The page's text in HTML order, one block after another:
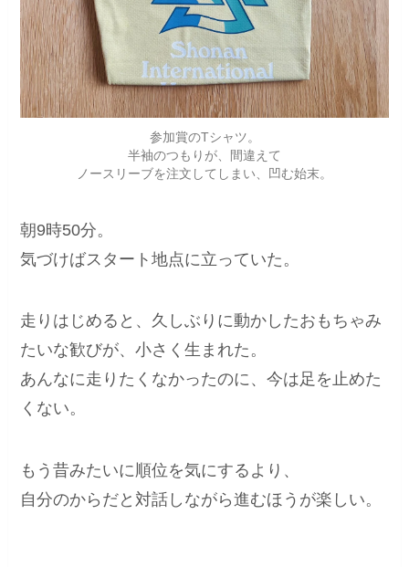
参加賞のTシャツ。
半袖のつもりが、間違えて
ノースリーブを注文してしまい、凹む始末。
朝9時50分。
気づけばスタート地点に立っていた。
走りはじめると、久しぶりに動かしたおもちゃみ
たいな歓びが、小さく生まれた。
あんなに走りたくなかったのに、今は足を止めた
くない。
もう昔みたいに順位を気にするより、
自分のからだと対話しながら進むほうが楽しい。